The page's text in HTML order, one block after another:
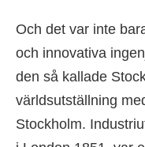
Och det var inte
och innovativa
den så kallade
världsutställning
Stockholm.